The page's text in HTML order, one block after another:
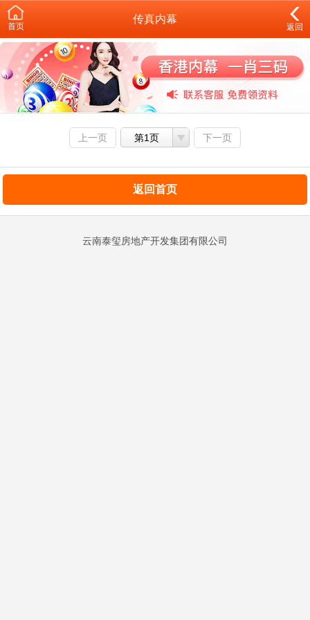
首页
传真内幕
返回
上一页 第1页 下一页
返回首页
云南泰玺房地产开发集团有限公司